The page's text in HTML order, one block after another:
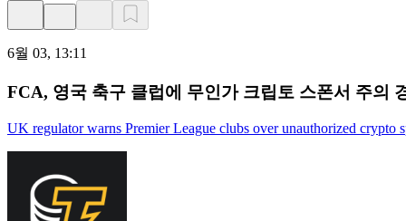
6월 03, 13:11
FCA, 영국 축구 클럽에 무인가 크립토 스폰서 주의
UK regulator warns Premier League clubs over unauthorized crypto